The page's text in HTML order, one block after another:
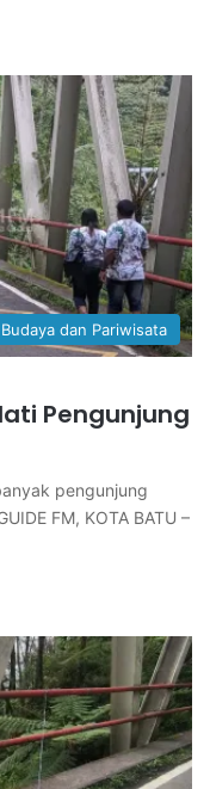
Budaya dan Pariwisata
Pengunjung
pengunjung
FM, KOTA BATU –